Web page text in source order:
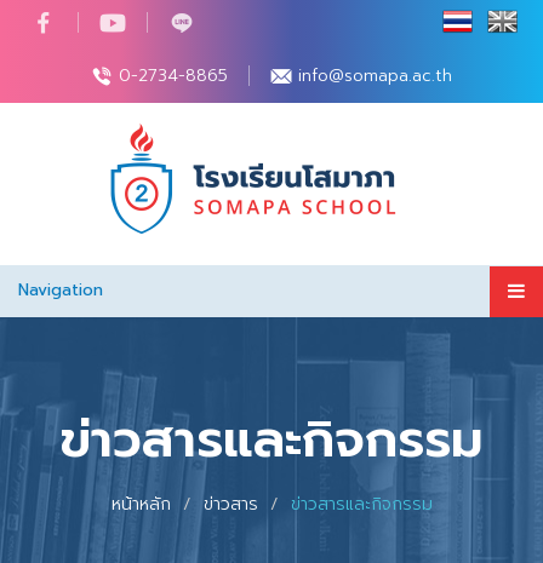
0-2734-8865 info@somapa.ac.th
Navigation
ข่าวสารและกิจกรรม
หน้าหลัก ข่าวสาร ข่าวสารและกิจกรรม